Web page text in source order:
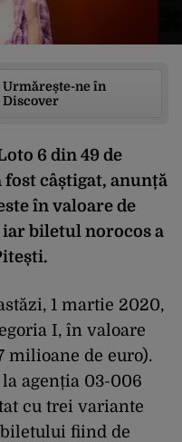
Urmărește-ne în
Discover
6 din 49 de
câștigat, anunță
în valoare de
iar biletul norocos a
1 martie 2020,
I, în valoare
milioane de euro).
agenția 03-006
cu trei variante
fiind de